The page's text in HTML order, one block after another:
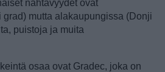
nähtävyydet ovat
mutta alakaupungissa (Donji
puistoja ja muita
osaa ovat Gradec, joka on